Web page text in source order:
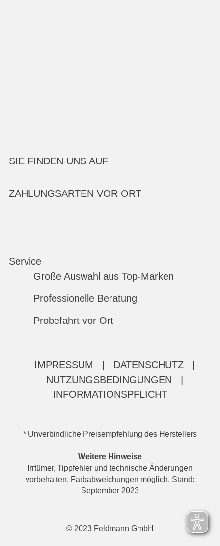
SIE FINDEN UNS AUF
ZAHLUNGSARTEN VOR ORT
Service
Große Auswahl aus Top-Marken
Professionelle Beratung
Probefahrt vor Ort
IMPRESSUM DATENSCHUTZ
NUTZUNGSBEDINGUNGEN
INFORMATIONSPFLICHT
* Unverbindliche Preisempfehlung des Herstellers
Weitere Hinweise
Irrtümer, Tippfehler und technische Änderungen
vorbehalten. Farbabweichungen möglich. Stand:
September 2023
© 2023 Feldmann GmbH